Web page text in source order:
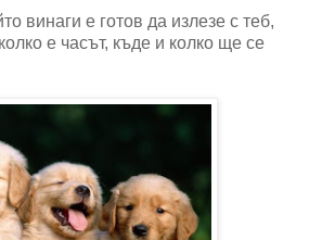
винаги е готов да излезе с теб,
е часът, къде и колко ще се